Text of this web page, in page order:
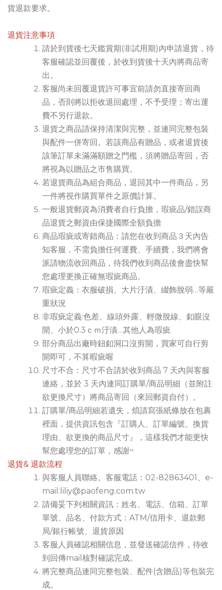
貨退款要求。
退貨注意事項
請於到貨後七天鑑賞期(非試用期)內申請退貨，待
客服確認並回覆後，於收到貨後十天內將商品寄
出。
客服尚未回覆退貨許可事宜前請勿直接寄回商
品，否則將以拒收退回處理，不予受理；寄出運
費不另行退款。
退貨之商品請保持清潔與完整，並連同完整包裝
與配件一併寄回。若該商品有贈品，或者退貨後
該筆訂單未滿滿額贈之門檻，須將贈品寄回，否
將視為以贈品之市售購買。
若退貨商品為組合商品，退回其中一件商品，另
一件將視作購買單件之原價計算。
一般退貨郵資為消費者自行負擔，瑕疵品/錯誤商
品退貨之郵資由保捷國際全額負擔
商品瑕疵或寄錯商品：請您在收到商品３天內告
知客服，不需負擔任何運費、手續費，我們將會
派請物流收回商品，待我們收到商品後會盡快幫
您處理更換正確無瑕疵商品。
瑕疵定義：衣服破損、大片汙漬、綴飾脫弱…等嚴
重狀況
非瑕疵定義:色差、線頭外露、輕微脫線、釦眼沒
開、小於0.3ｃｍ汙漬…其他人為瑕疵
部分商品出廠時鈕釦洞口沒剪開，買家可自行剪
開即可，不算暇疵喔
尺寸不合：尺寸不合請於收到商品 7 天內與客服
連絡，並於 3 天內連同訂購單/商品明細（並附註
欲更換尺寸）將商品寄回（來回郵資自付）。
訂購單/商品明細若遺失，煩請寫張紙條放在包裹
裡面，提供資訊包含『訂購人、訂單編號、換貨
理由、欲更換的商品尺寸』，這樣我們才能更快
幫您處理您的訂單，感謝~
退貨& 退款流程
與客服人員聯絡。客服電話：02-82863401、e-
mail:liliy@paofeng.com.tw
請備妥下列相關資訊：姓名、電話、信箱、訂單
單號、品名、付款方式：ATM/信用卡、退款郵
局/銀行帳號、退貨原因
客服人員確認相關信息，並發送確認信件，待收
到回傳mail核對確認完成。
將完整商品連同完整包裝、配件(含贈品)等包裝完
成。